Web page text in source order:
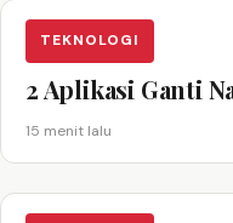
TEKNOLOGI
2 Aplikasi Ganti
15 menit lalu